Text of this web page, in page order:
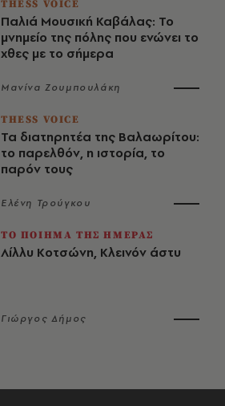
THESS VOICE
Παλιά Μουσική Καβάλας: Το
μνημείο της πόλης που ενώνει το
χθες με το σήμερα
Μανίνα Ζουμπουλάκη
THESS VOICE
Τα διατηρητέα της Βαλαωρίτου:
το παρελθόν, η ιστορία, το
παρόν τους
Ελένη Τρούγκου
ΤΟ ΠΟΙΗΜΑ ΤΗΣ ΗΜΕΡΑΣ
Λίλλυ Κοτσώνη, Κλεινόν άστυ
Γιώργος Δήμος